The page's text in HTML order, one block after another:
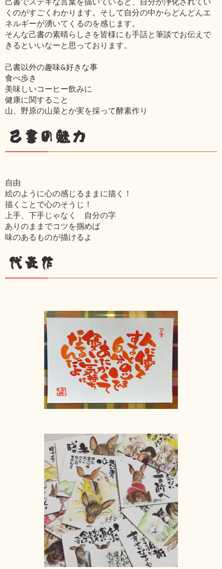
くのがすごくわかります。そして自分の中からどんどんエ
ネルギーが湧いてくるのを感じます。
そんな己書の素晴らしさを皆様にも手話と筆談でお伝えで
きるといいなーと思っております。
己書以外の趣味&好きな事
食べ歩き
美味しいコーヒー飲みに
健康に関すること
山、野原の山菜とか実を採って酵素作り
己書の魅力
自由
絵のように心の感じるままに描く！
描くことで心のそうじ！
上手、下手じゃなく 自分の字
ありのままでコツを掴めば
味のあるものが描けるよ
代表作